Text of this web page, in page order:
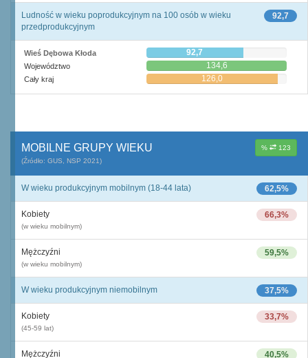
92,7
Ludność w wieku poprodukcyjnym na 100 osób w wieku
przedprodukcyjnym
Wieś Dębowa Kłoda 92,7
Województwo 134,6
Cały kraj 126,0
% 123
MOBILNE GRUPY WIEKU
(Źródło: GUS, NSP 2021)
62,5%
W wieku produkcyjnym mobilnym (18-44 lata)
66,3%
Kobiety
(w wieku mobilnym)
59,5%
Mężczyźni
(w wieku mobilnym)
37,5%
W wieku produkcyjnym niemobilnym
33,7%
Kobiety
(45-59 lat)
40,5%
Mężczyźni